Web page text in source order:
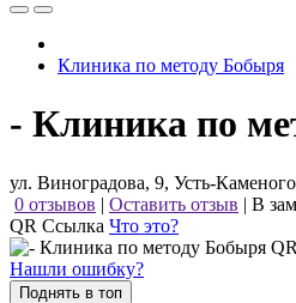
Клиника по методу Бобыря
- Клиника по
ул. Виноградова, 9, Усть-
0 отзывов | Оставить отзыв | В
QR Ссылка Что это?
Нашли ошибку?
Поднять в топ